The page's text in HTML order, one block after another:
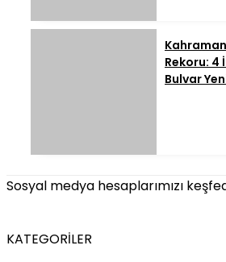
Rekoru: 4
Bulvar
Sosyal medya hesaplarımızı
KATEGORİLER